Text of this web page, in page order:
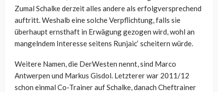
Zumal Schalke derzeit alles andere als erfolgversprechend
auftritt. Weshalb eine solche Verpflichtung, falls sie
überhaupt ernsthaft in Erwägung gezogen wird, wohl an
mangelndem Interesse seitens Runjaic‘ scheitern würde.
Weitere Namen, die DerWesten nennt, sind Marco
Antwerpen und Markus Gisdol. Letzterer war 2011/12
schon einmal Co-Trainer auf Schalke, danach Cheftrainer